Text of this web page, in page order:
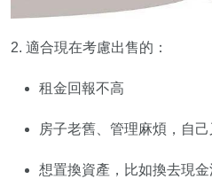
2. 適合現在考慮出售的：
租金回報不高
房子老舊、管理麻煩，自
想置換資產，比如換去現